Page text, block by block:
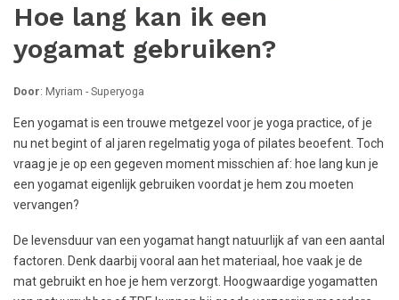
Hoe lang kan ik een
yogamat gebruiken?
Door: Myriam - Superyoga
Een yogamat is een trouwe metgezel voor je yoga practice, of je
nu net begint of al jaren regelmatig yoga of pilates beoefent. Toch
vraag je je op een gegeven moment misschien af: hoe lang kun je
een yogamat eigenlijk gebruiken voordat je hem zou moeten
vervangen?
De levensduur van een yogamat hangt natuurlijk af van een aantal
factoren. Denk daarbij vooral aan het materiaal, hoe vaak je de
mat gebruikt en hoe je hem verzorgt. Hoogwaardige yogamatten